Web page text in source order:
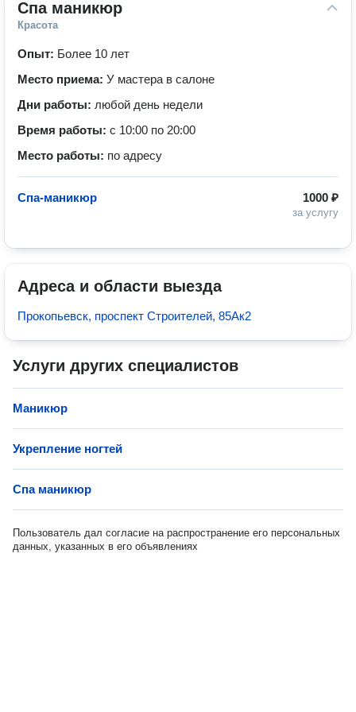
Спа маникюр
Красота
Опыт: Более 10 лет
Место приема: У мастера в салоне
Дни работы: любой день недели
Время работы: с 10:00 по 20:00
Место работы: по адресу
1000 ₽
за услугу
Спа-маникюр
Адреса и области выезда
Прокопьевск, проспект Строителей, 85Ак2
Услуги других специалистов
Маникюр
Укрепление ногтей
Спа маникюр
Пользователь дал согласие на распространение его персональных
данных, указанных в его объявлениях